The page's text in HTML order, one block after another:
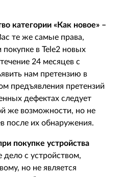
категории «Как новое» –
те же самые права,
в Tele2 новых
24 месяцев с
нам претензию в
предъявления претензий
дефектах следует
же возможности, но не
после их обнаружения.
покупке устройства
дело с устройством,
но не является